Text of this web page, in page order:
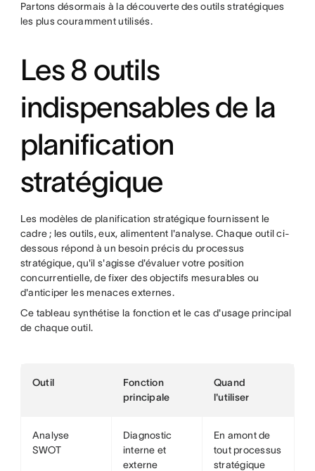
Partons désormais à la découverte des outils stratégiques
les plus couramment utilisés.
Les 8 outils
indispensables de la
planification
stratégique
Les modèles de planification stratégique fournissent le
cadre ; les outils, eux, alimentent l'analyse. Chaque outil ci-
dessous répond à un besoin précis du processus
stratégique, qu'il s'agisse d'évaluer votre position
concurrentielle, de fixer des objectifs mesurables ou
d'anticiper les menaces externes.
Ce tableau synthétise la fonction et le cas d'usage principal
de chaque outil.
Outil
Fonction
principale
Quand
l'utiliser
Analyse
SWOT
Diagnostic
interne et
externe
En amont de
tout processus
stratégique